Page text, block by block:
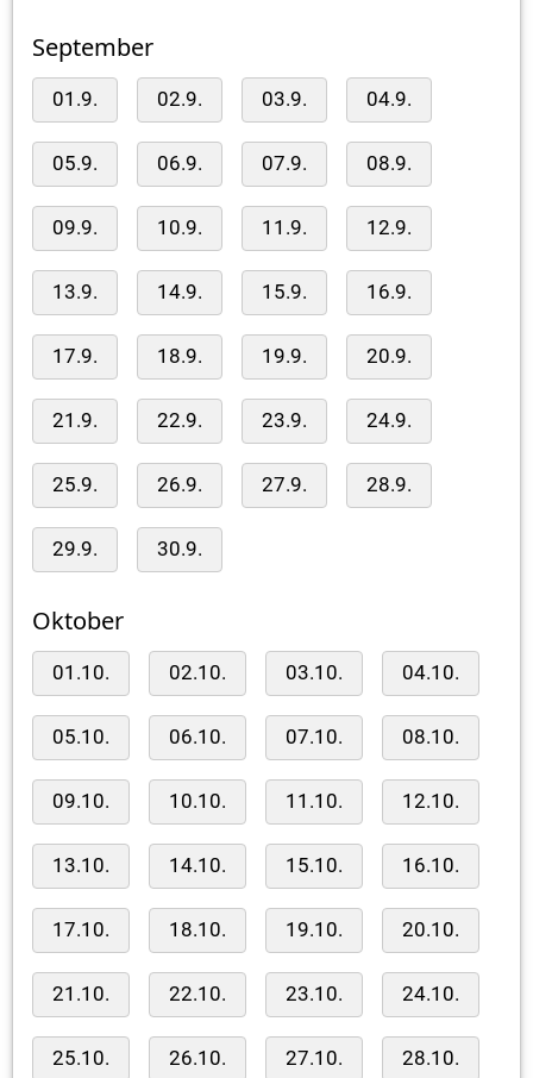
September
01.9. 02.9. 03.9. 04.9.
05.9. 06.9. 07.9. 08.9.
09.9. 10.9. 11.9. 12.9.
13.9. 14.9. 15.9. 16.9.
17.9. 18.9. 19.9. 20.9.
21.9. 22.9. 23.9. 24.9.
25.9. 26.9. 27.9. 28.9.
29.9. 30.9.
Oktober
01.10. 02.10. 03.10. 04.10.
05.10. 06.10. 07.10. 08.10.
09.10. 10.10. 11.10. 12.10.
13.10. 14.10. 15.10. 16.10.
17.10. 18.10. 19.10. 20.10.
21.10. 22.10. 23.10. 24.10.
25.10. 26.10. 27.10. 28.10.